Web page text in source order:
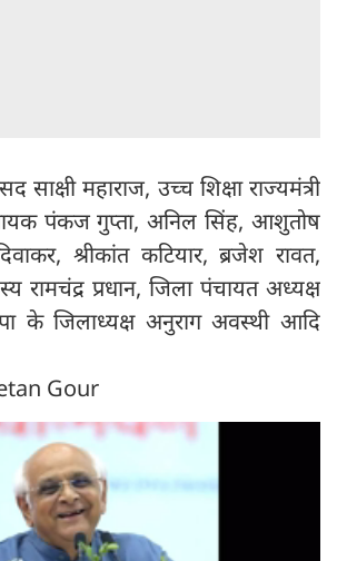
महाराज, उच्च शिक्षा राज्यमंत्री
पंकज गुप्ता, अनिल सिंह, आशुतोष
श्रीकांत कटियार, ब्रजेश रावत,
रामचंद्र प्रधान, जिला पंचायत अध्यक्ष
के जिलाध्यक्ष अनुराग अवस्थी आदि
Gour